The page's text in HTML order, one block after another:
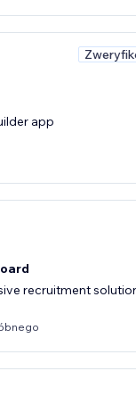
app
recruitment